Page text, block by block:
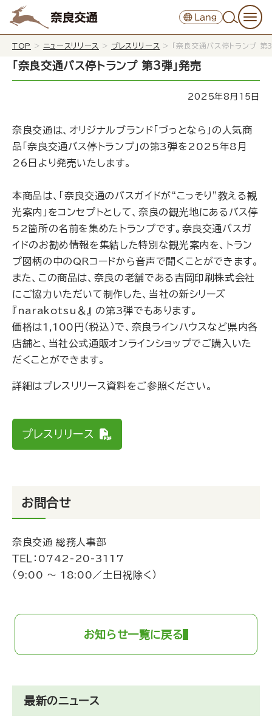
TOP > ニュースリリース > プレスリリース > 「奈良交通バス停トランプ 第
「奈良交通バス停トランプ 第3弾」発売
2025年8月15日
奈良交通は、オリジナルブランド「づっとなら」の人気商
品「奈良交通バス停トランプ」の第3弾を2025年8月
26日より発売いたします。
本商品は、「奈良交通のバスガイドが“こっそり”教える観
光案内」をコンセプトとして、奈良の観光地にあるバス停
52箇所の名前を集めたトランプです。奈良交通バスガ
イドのお勧め情報を集結した特別な観光案内を、トラン
プ図柄の中のQRコードから音声で聞くことができます。
また、この商品は、奈良の老舗である吉岡印刷株式会社
にご協力いただいて制作した、当社の新シリーズ
『narakotsu＆』 の第3弾でもあります。
価格は1,100円（税込）で、奈良ラインハウスなど県内各
店舗と、当社公式通販オンラインショップでご購入いた
だくことができます。
詳細はプレスリリース資料をご参照ください。
プレスリリース
お問合せ
奈良交通 総務人事部
ＴＥＬ： 0742-20-3117
（9:00 ～ 18:00／土日祝除く）
お知らせ一覧に戻る
最新のニュース